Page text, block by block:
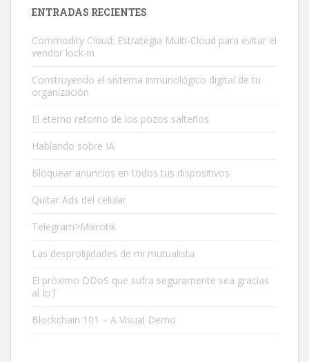
ENTRADAS RECIENTES
Commodity Cloud: Estrategia Multi-Cloud para evitar el
vendor lock-in
Construyendo el sistema inmunológico digital de tu
organización
El eterno retorno de los pozos salteños
Hablando sobre IA
Bloquear anuncios en todos tus dispositivos
Quitar Ads del celular
Telegram>Mikrotik
Las desprolijidades de mi mutualista
El próximo DDoS que sufra seguramente sea gracias
al IoT
Blockchain 101 – A Visual Demo